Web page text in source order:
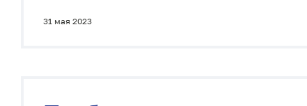
31 мая 2023